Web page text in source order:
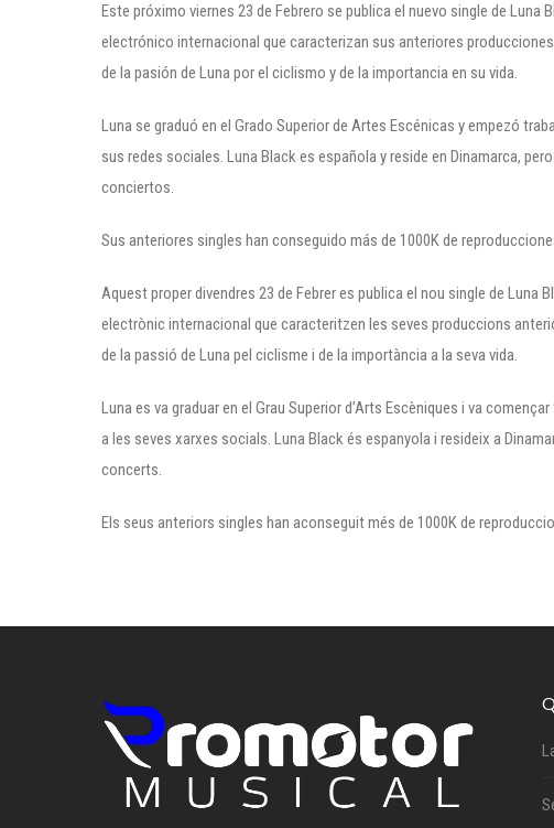
Este próximo viernes 23 de Febrero se publica el nuevo single de Luna
electrónico internacional que caracterizan sus anteriores
de la pasión de Luna por el ciclismo y de la importancia en su vida.
Luna se graduó en el Grado Superior de Artes Escénicas y empezó
sus redes sociales. Luna Black es española y reside en Dinamarca,
conciertos.
Sus anteriores singles han conseguido más de 1000K de
Aquest proper divendres 23 de Febrer es publica el nou single de Luna
electrònic internacional que caracteritzen les seves produccions
de la passió de Luna pel ciclisme i de la importància a la seva vida.
Luna es va graduar en el Grau Superior d’Arts Escèniques i va
a les seves xarxes socials. Luna Black és espanyola i resideix a
concerts.
Els seus anteriors singles han aconseguit més de 1000K de